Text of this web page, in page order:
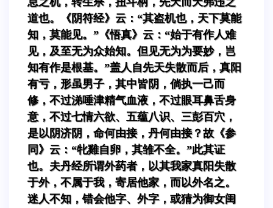
道也。《阴符经》云：“其盗机也，天下莫能
知，莫能见。”《悟真》云：“始于有作人难
见，及至无为众始知。但见无为为要妙，岂
知有作是根基。”盖人自先天失散而后，真阳
有亏，形虽男子，其中皆阴，倘执一己而
修，不过涕唾津精气血液，不过眼耳鼻舌身
意，不过七情六欲、五蕴八识、三彭百穴，
是以阴济阴，命何由接，丹何由接？故《参
同》云：“牝雞自卵，其雏不全。”此其证
也。夫丹经所谓外药者，以其我家真阳失散
于外，不属于我，寄居他家，而以外名之。
迷人不知，错会他字、外字，或猜为御女闺